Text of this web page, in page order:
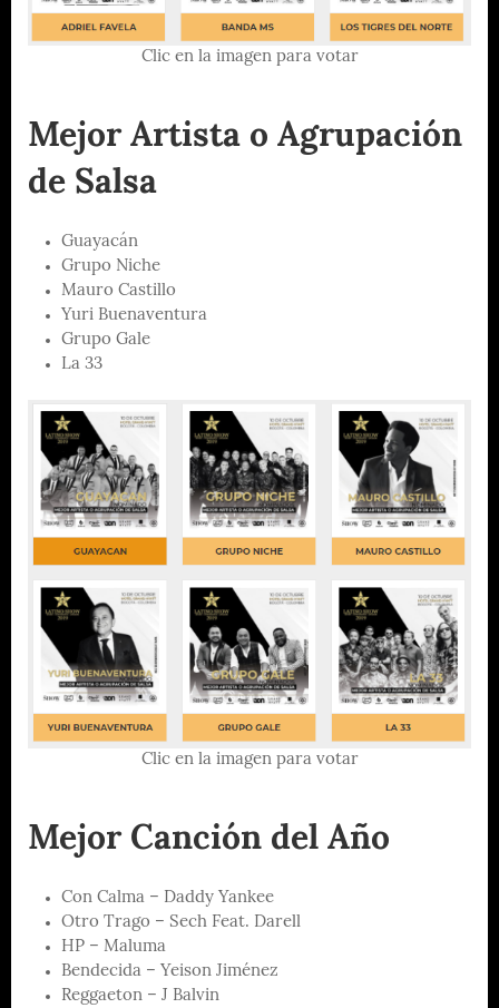
Clic en la imagen para votar
Mejor Artista o Agrupación
de Salsa
Guayacán
Grupo Niche
Mauro Castillo
Yuri Buenaventura
Grupo Gale
La 33
Clic en la imagen para votar
Mejor Canción del Año
Con Calma – Daddy Yankee
Otro Trago – Sech Feat. Darell
HP – Maluma
Bendecida – Yeison Jiménez
Reggaeton – J Balvin